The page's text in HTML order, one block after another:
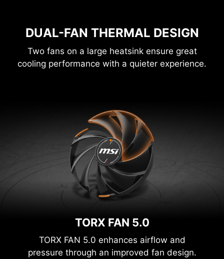
DUAL-FAN THERMAL DESIGN
Two fans on a large heatsink ensure great
cooling performance with a quieter experience.
TORX FAN 5.0
TORX FAN 5.0 enhances airflow and
pressure through an improved fan design.